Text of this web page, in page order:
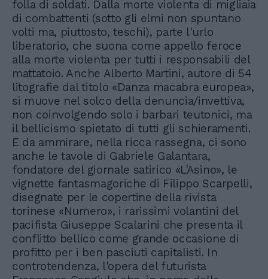
folla di soldati. Dalla morte violenta di migliaia
di combattenti (sotto gli elmi non spuntano
volti ma, piuttosto, teschi), parte l'urlo
liberatorio, che suona come appello feroce
alla morte violenta per tutti i responsabili del
mattatoio. Anche Alberto Martini, autore di 54
litografie dal titolo «Danza macabra europea»,
si muove nel solco della denuncia/invettiva,
non coinvolgendo solo i barbari teutonici, ma
il bellicismo spietato di tutti gli schieramenti.
E da ammirare, nella ricca rassegna, ci sono
anche le tavole di Gabriele Galantara,
fondatore del giornale satirico «L'Asino», le
vignette fantasmagoriche di Filippo Scarpelli,
disegnate per le copertine della rivista
torinese «Numero», i rarissimi volantini del
pacifista Giuseppe Scalarini che presenta il
conflitto bellico come grande occasione di
profitto per i ben pasciuti capitalisti. In
controtendenza, l'opera del futurista